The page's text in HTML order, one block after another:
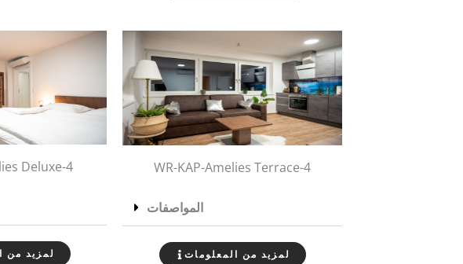
Deluxe-4
لمزيد من
WR-KAP-Amelies Terrace-4
المواصفات
لمزيد من المعلومات